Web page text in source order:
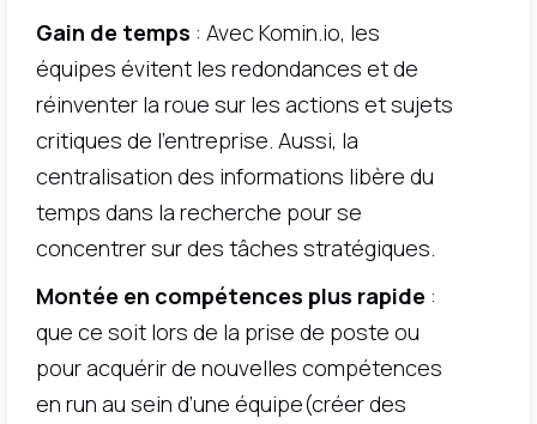
Gain de temps : Avec Komin.io, les
équipes évitent les redondances et de
réinventer la roue sur les actions et sujets
critiques de l’entreprise. Aussi, la
centralisation des informations libère du
temps dans la recherche pour se
concentrer sur des tâches stratégiques.
Montée en compétences plus rapide :
que ce soit lors de la prise de poste ou
pour acquérir de nouvelles compétences
en run au sein d’une équipe(créer des